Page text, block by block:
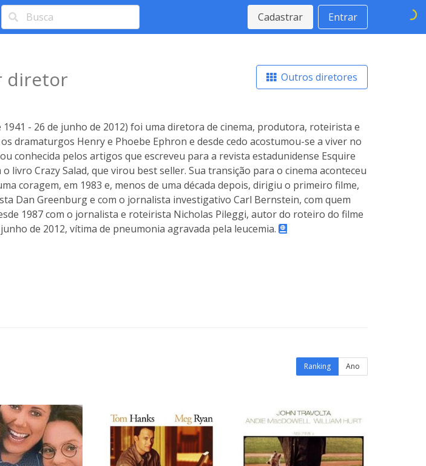
Cadastrar Entrar
diretor Outros diretores
- 26 de junho de 2012) foi uma diretora de cinema, produtora, roteirista e
dramaturgos Henry e Phoebe Ephron e desde cedo acostumou-se a viver no
conhecida pelos artigos que escreveu para a revista estadunidense Esquire
livro Crazy Salad, que virou best seller. Sua transição para o cinema aconteceu
coragem, em 1983 e, menos de uma década depois, dirigiu o primeiro filme,
Dan Greenburg e com o jornalista investigativo Carl Bernstein, com quem
1987 com o jornalista e roteirista Nicholas Pileggi, autor do roteiro do filme
de 2012, vítima de pneumonia agravada pela leucemia.
Ranking Ano